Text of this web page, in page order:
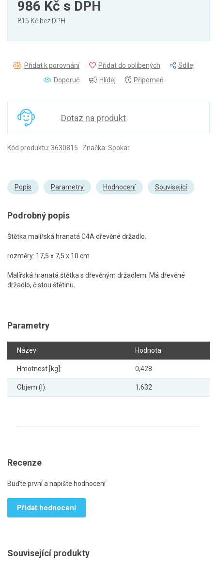
986 Kč s DPH
815 Kč bez DPH
Přidat k porovnání Přidat do oblíbených
Sdílej
Doporuč
Hlídej Připomeň
Dotaz na produkt
Kód produktu: 3630815 Značka: Spokar
Popis Parametry Hodnocení Související
Podrobný popis
Štětka malířská hranatá C4A dřevěné držadlo.
rozměry: 17,5 x 7,5 x 10 cm
Malířská hranatá štětka s dřevěným držadlem. Má dřevěné
držadlo, čistou štětinu.
Parametry
Název Hodnota
Hmotnost [kg]: 0,428
Objem (l): 1,632
Recenze
Buďte první a napište hodnocení
Přidat hodnocení
Související produkty